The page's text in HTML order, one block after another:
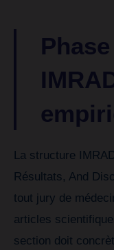
La structure
Résultats, And
tout jury de
articles
section doit